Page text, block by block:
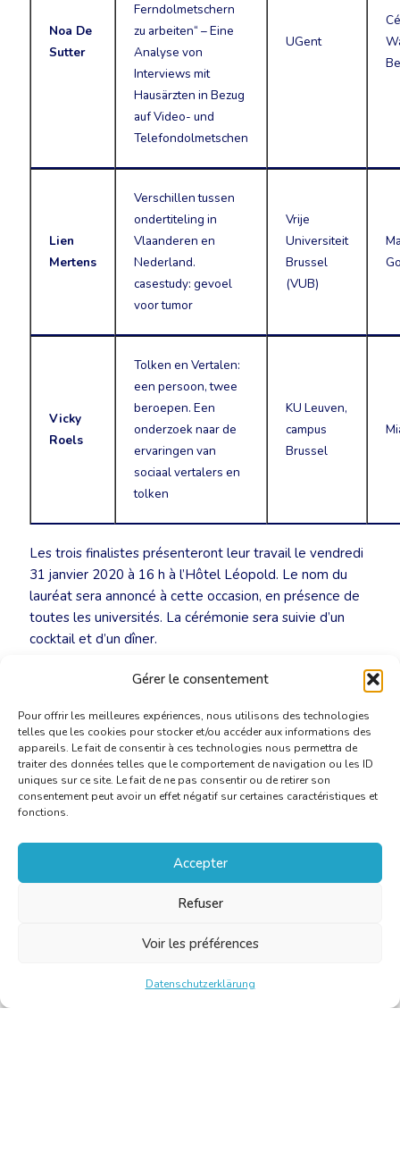
Gérer le consentement
Pour offrir les meilleures expériences, nous utilisons des technologies
telles que les cookies pour stocker et/ou accéder aux informations des
appareils. Le fait de consentir à ces technologies nous permettra de
traiter des données telles que le comportement de navigation ou les ID
uniques sur ce site. Le fait de ne pas consentir ou de retirer son
consentement peut avoir un effet négatif sur certaines caractéristiques et
fonctions.
Accepter
Refuser
Voir les préférences
Datenschutzerklärung
Noa De
Sutter
Ferndolmetschern
zu arbeiten“ – Eine
Analyse von
Interviews mit
Hausärzten in Bezug
auf Video- und
Telefondolmetschen
UGent
Lien
Mertens
Verschillen tussen
ondertiteling in
Vlaanderen en
Nederland.
casestudy: gevoel
voor tumor
Vrije
Universiteit
Brussel
(VUB)
Vicky
Roels
Tolken en Vertalen:
een persoon, twee
beroepen. Een
onderzoek naar de
ervaringen van
sociaal vertalers en
tolken
KU Leuven,
campus
Brussel
Les trois finalistes présenteront leur travail le vendredi
31 janvier 2020 à 16 h à l’Hôtel Léopold. Le nom du
lauréat sera annoncé à cette occasion, en présence de
toutes les universités. La cérémonie sera suivie d’un
cocktail et d’un dîner.